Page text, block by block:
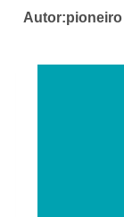
Autor:pioneiro